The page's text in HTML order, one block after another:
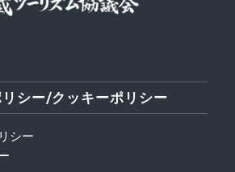
シー/クッキーポリシー
シー